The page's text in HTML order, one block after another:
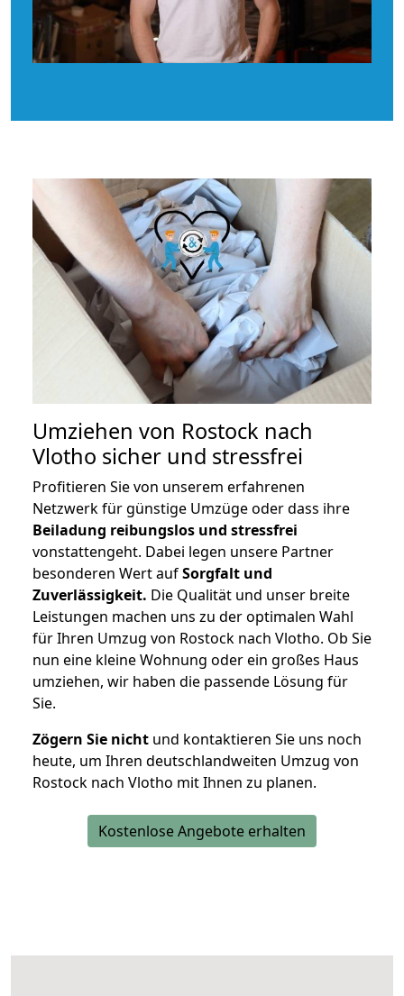
Umziehen von Rostock nach
Vlotho sicher und stressfrei
Profitieren Sie von unserem erfahrenen
Netzwerk für günstige Umzüge oder dass ihre
Beiladung reibungslos und stressfrei
vonstattengeht. Dabei legen unsere Partner
besonderen Wert aufSorgfalt und
Zuverlässigkeit. Die Qualität und unser breite
Leistungen machen uns zu der optimalen Wahl
für Ihren Umzug von Rostock nach Vlotho. Ob Sie
nun eine kleine Wohnung oder ein großes Haus
umziehen, wir haben die passende Lösung für
Sie.
Zögern Sie nicht und kontaktieren Sie uns noch
heute, um Ihren deutschlandweiten Umzug von
Rostock nach Vlotho mit Ihnen zu planen.
Kostenlose Angebote erhalten